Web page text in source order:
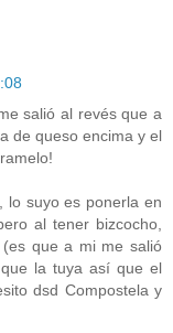
salió al revés que a
de queso encima y el
lo suyo es ponerla en
al tener bizcocho,
que a mi me salió
la tuya así que el
dsd Compostela y